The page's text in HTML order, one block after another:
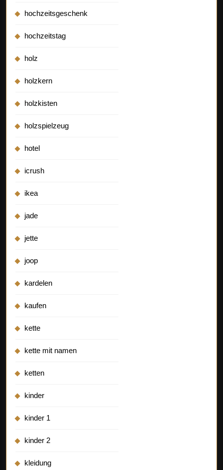
hochzeitsgeschenk
hochzeitstag
holz
holzkern
holzkisten
holzspielzeug
hotel
icrush
ikea
jade
jette
joop
kardelen
kaufen
kette
kette mit namen
ketten
kinder
kinder 1
kinder 2
kleidung